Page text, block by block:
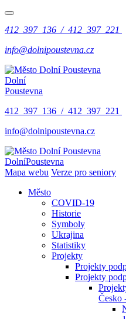
412 397 136 / 412 397 221
info@dolnipoustevna.cz
Dolní
Poustevna
412 397 136 / 412 397 221
info@dolnipoustevna.cz
DolníPoustevna
Mapa webu Verze pro seniory
Město
COVID-19
Historie
Symboly
Ukrajina
Statistiky
Projekty
Projekty
Projekty
Česko